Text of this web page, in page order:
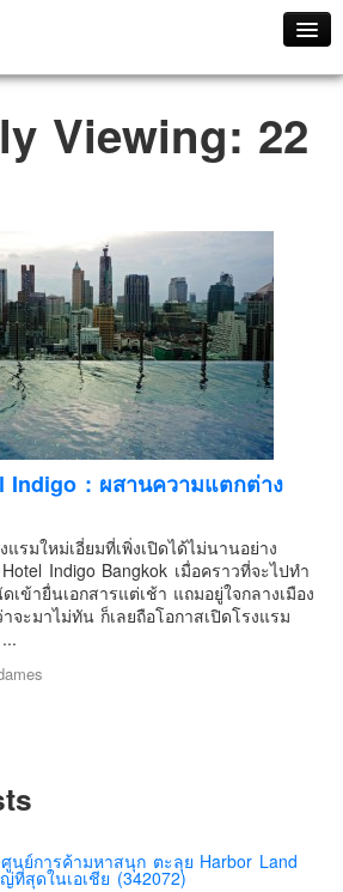
Viewing: 22
Indigo : ผสานความแตกต่าง
รมใหม่เอี่ยมที่เพิ่งเปิดได้ไม่นานอย่าง
Indigo Bangkok เมื่อคราวที่จะไปทำ
ข้ายื่นเอกสารแต่เช้า แถมอยู่ใจกลางเมือง
ะมาไม่ทัน ก็เลยถือโอกาสเปิดโรงแรม
นย์การค้ามหาสนุก ตะลุย Harbor Land
ที่สุดในเอเชีย (342072)